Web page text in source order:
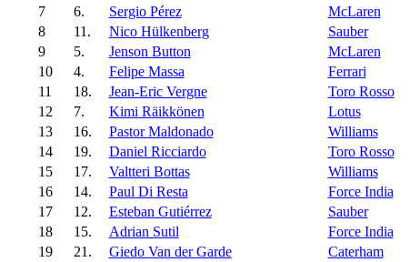
7
6. Sergio Pérez McLaren
8
11. Nico Hülkenberg Sauber
9
5. Jenson Button McLaren
10
4. Felipe Massa Ferrari
11
18. Jean-Eric Vergne Toro Rosso
12
7. Kimi Räikkönen Lotus
13
16. Pastor Maldonado Williams
14
19. Daniel Ricciardo Toro Rosso
15
17. Valtteri Bottas Williams
16
14. Paul Di Resta Force India
17
12. Esteban Gutiérrez Sauber
18
15. Adrian Sutil Force India
19
21. Giedo Van der Garde Caterham